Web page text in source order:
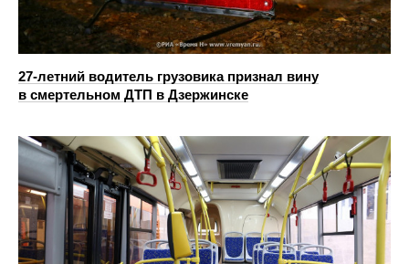
27-летний водитель грузовика признал вину
в смертельном ДТП в Дзержинске